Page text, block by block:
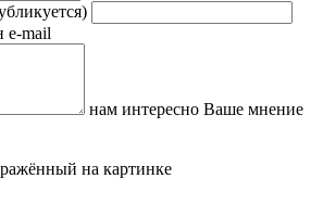
e-mail
нам интересно Ваше мнение
на картинке